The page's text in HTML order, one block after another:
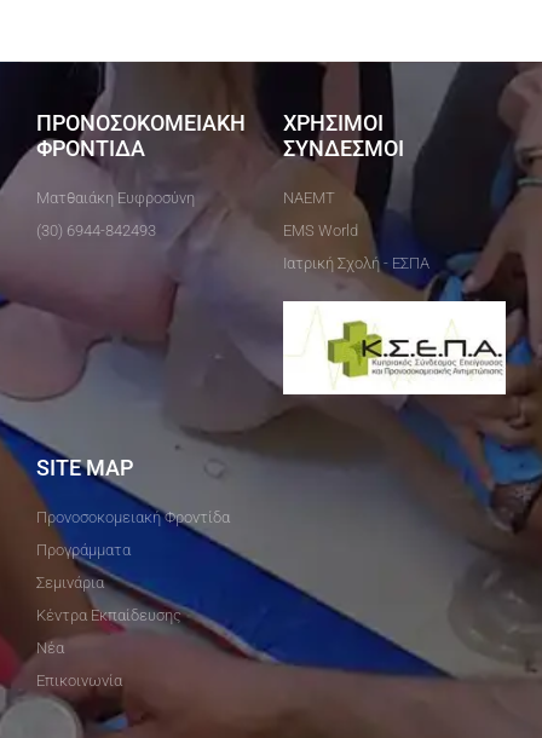
ΠΡΟΝΟΣΟΚΟΜΕΙΑΚΗ
ΦΡΟΝΤΙΔΑ
Ματθαιάκη Ευφροσύνη
(30) 6944-842493
ΧΡΗΣΙΜΟΙ
ΣΥΝΔΕΣΜΟΙ
ΝΑΕΜΤ
EMS World
Ιατρική Σχολή - ΕΣΠΑ
SITE MAP
Προνοσοκομειακή Φροντίδα
Προγράμματα
Σεμινάρια
Κέντρα Εκπαίδευσης
Νέα
Επικοινωνία